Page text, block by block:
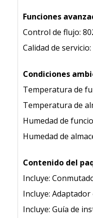
Funciones
Control de flujo:
Calidad de servicio:
Condiciones
Temperatura de
Temperatura de
Humedad de
Humedad de
Contenido del
Incluye:
Incluye:
Incluye: Guía de